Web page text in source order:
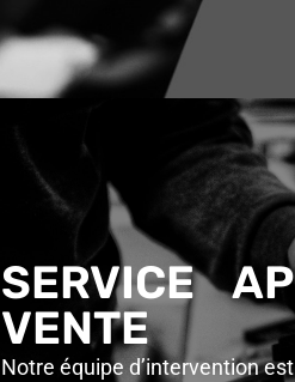
SERVICE
VENTE
Notre équipe d’intervention est